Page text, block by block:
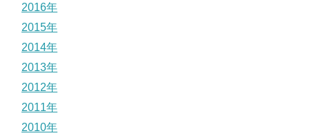
2016年
2015年
2014年
2013年
2012年
2011年
2010年